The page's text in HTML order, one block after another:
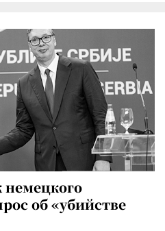
немецкого
об «убийстве